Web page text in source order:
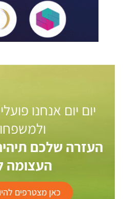
יום יום אנחנו
העזרה שלכם
העצומה
כאן מצטרפים